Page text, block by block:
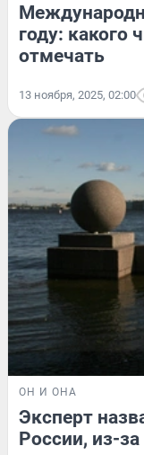
году: какого
отмечать
13 ноября, 2025, 02:00
ОН И ОНА
Эксперт
России, из-